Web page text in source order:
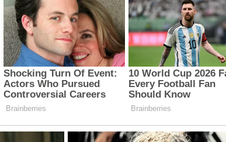
З'явилося відео знищеного ворожого